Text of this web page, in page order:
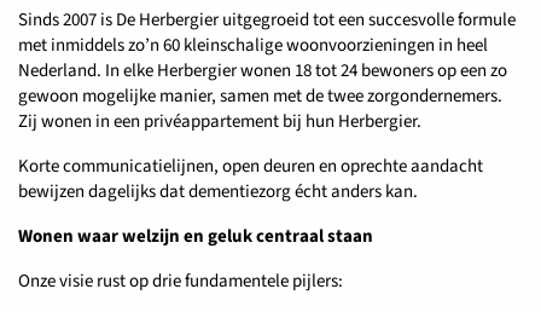
Sinds 2007 is De Herbergier uitgegroeid tot een succesvolle formule
met inmiddels zo’n 60 kleinschalige woonvoorzieningen in heel
Nederland. In elke Herbergier wonen 18 tot 24 bewoners op een zo
gewoon mogelijke manier, samen met de twee zorgondernemers.
Zij wonen in een privéappartement bij hun Herbergier.
Korte communicatielijnen, open deuren en oprechte aandacht
bewijzen dagelijks dat dementiezorg écht anders kan.
Wonen waar welzijn en geluk centraal staan
Onze visie rust op drie fundamentele pijlers: